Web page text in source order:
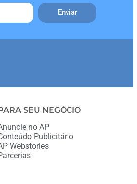
Enviar
SEU NEGÓCIO
no AP
Publicitário
Webstories